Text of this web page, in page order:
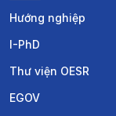
Hướng nghiệp
I-PhD
Thư viện OESR
EGOV